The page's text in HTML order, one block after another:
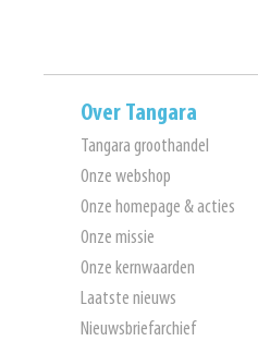
Over Tangara
Tangara groothandel
Onze webshop
Onze homepage & acties
Onze missie
Onze kernwaarden
Laatste nieuws
Nieuwsbriefarchief